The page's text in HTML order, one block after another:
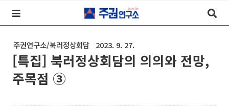
주권연구소/북러정상회담 2023. 9. 27.
[특집] 북러정상회담의 의의와 전망,
주목점 ③